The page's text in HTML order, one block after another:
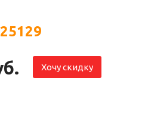
Хочу скидку